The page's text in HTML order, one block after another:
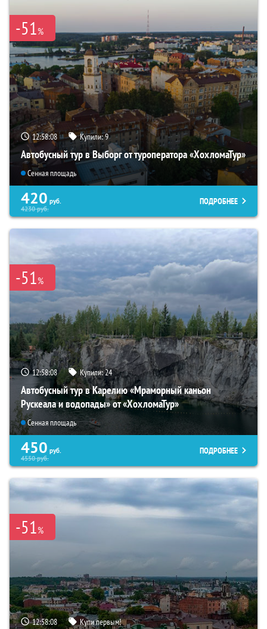
-51%
12:58:07 Купили:9
Автобусный тур в Выборг от туроператора «ХохломаТур»
Сенная площадь
420 руб.
4230руб.
ПОДРОБНЕЕ
-51%
12:58:07 Купили:24
Автобусный тур в Карелию «Мраморный каньон
Рускеала и водопады» от «ХохломаТур»
Сенная площадь
450 руб.
4550руб.
ПОДРОБНЕЕ
-51%
12:58:07 Купи первым!